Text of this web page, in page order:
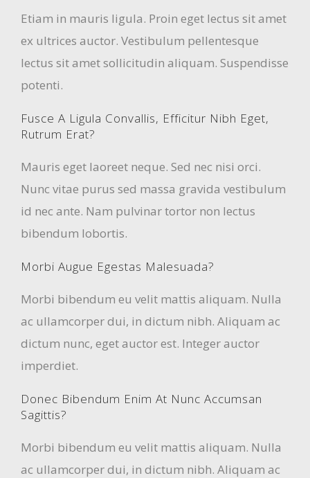
Etiam in mauris ligula. Proin eget lectus sit amet
ex ultrices auctor. Vestibulum pellentesque
lectus sit amet sollicitudin aliquam. Suspendisse
potenti.
Fusce A Ligula Convallis, Efficitur Nibh Eget,
Rutrum Erat?
Mauris eget laoreet neque. Sed nec nisi orci.
Nunc vitae purus sed massa gravida vestibulum
id nec ante. Nam pulvinar tortor non lectus
bibendum lobortis.
Morbi Augue Egestas Malesuada?
Morbi bibendum eu velit mattis aliquam. Nulla
ac ullamcorper dui, in dictum nibh. Aliquam ac
dictum nunc, eget auctor est. Integer auctor
imperdiet.
Donec Bibendum Enim At Nunc Accumsan
Sagittis?
Morbi bibendum eu velit mattis aliquam. Nulla
ac ullamcorper dui, in dictum nibh. Aliquam ac